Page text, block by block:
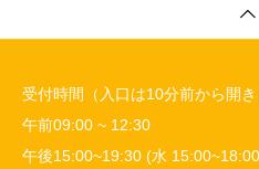
受付時間（入口は10分前から開き
午前09:00 ~ 12:30
午後15:00~19:30 (水